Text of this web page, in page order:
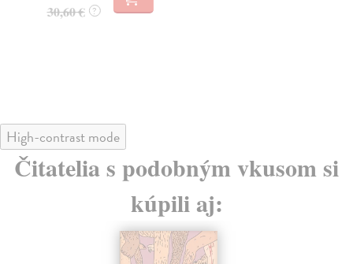
30,60 € ?
High-contrast mode
Čitatelia s podobným vkusom si
kúpili aj: